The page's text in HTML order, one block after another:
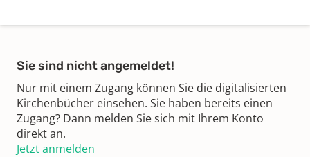
Sie sind nicht angemeldet!
Nur mit einem Zugang können Sie die digitalisierten
Kirchenbücher einsehen. Sie haben bereits einen
Zugang? Dann melden Sie sich mit Ihrem Konto
direkt an.
Jetzt anmelden